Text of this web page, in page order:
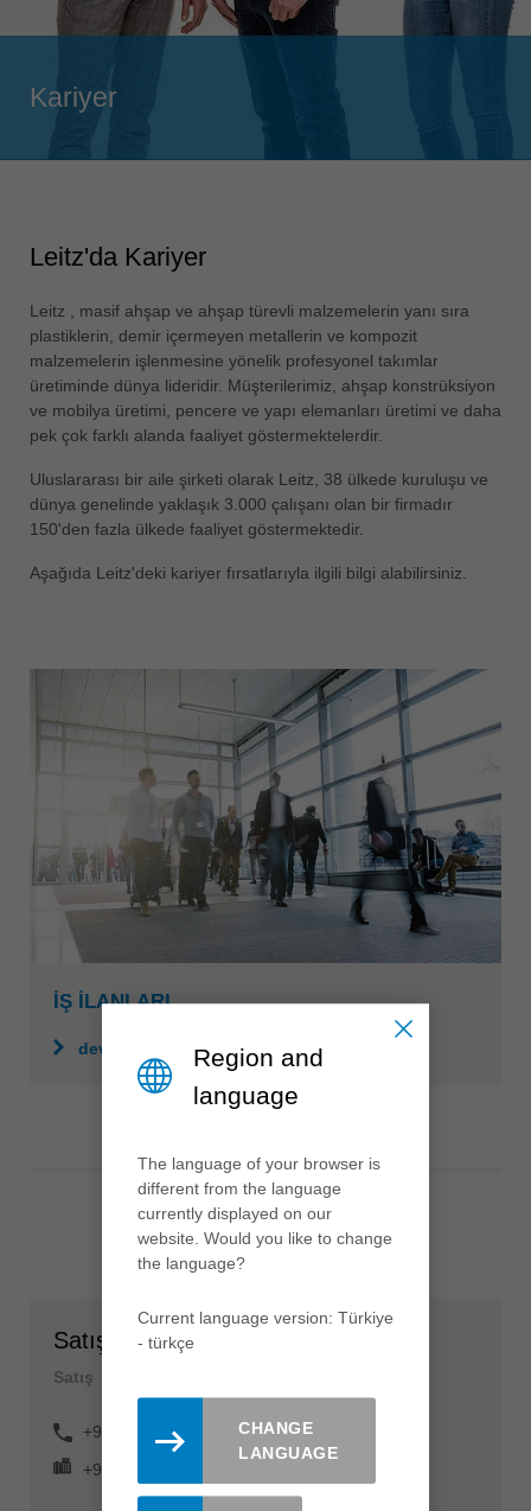
Singapore
english
Slovenija
türkçe
USA
english
Việt Nam
tiếng việt
中国
中文
ประเทศไทย
Kariyer
Leitz'da Kariyer
Leitz , masif ahşap ve ahşap türevli malzemelerin yanı sıra
plastiklerin, demir içermeyen metallerin ve kompozit
malzemelerin işlenmesine yönelik profesyonel takımlar
üretiminde dünya lideridir. Müşterilerimiz, ahşap konstrüksiyon
ve mobilya üretimi, pencere ve yapı elemanları üretimi ve daha
pek çok farklı alanda faaliyet göstermektelerdir.
Uluslararası bir aile şirketi olarak Leitz, 38 ülkede kuruluşu ve
dünya genelinde yaklaşık 3.000 çalışanı olan bir firmadır
150'den fazla ülkede faaliyet göstermektedir.
Aşağıda Leitz'deki kariyer fırsatlarıyla ilgili bilgi alabilirsiniz.
İŞ İLANLARI
devamı
Satış Destek
Satış
+90 262 677 17 27
+90 262 677 17 30
Region and
language
The language of your browser is
different from the language
currently displayed on our
website. Would you like to change
the language?
Current language version: Türkiye
- türkçe
CHANGE
LANGUAGE